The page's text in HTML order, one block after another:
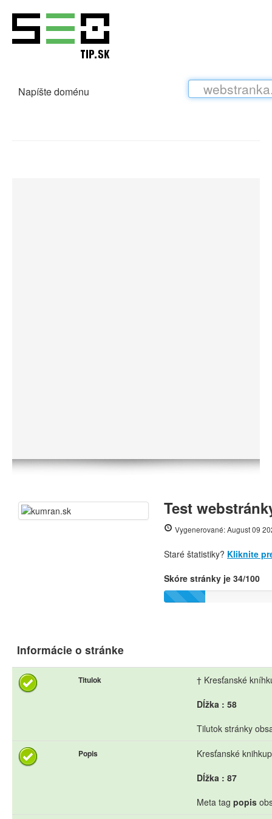
Napíšte doménu
Test
Vygenerované: August 09
Staré štatistiky? Kliknite
Skóre stránky je 34/100
Informácie o stránke
Titulok
† Kresťanské
Dĺžka : 58
Tilutok stránky
Popis
Kresťanské
Dĺžka : 87
Meta tag popis